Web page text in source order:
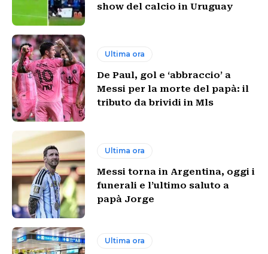
show del calcio in Uruguay
Ultima ora
De Paul, gol e ‘abbraccio’ a
Messi per la morte del papà: il
tributo da brividi in Mls
Ultima ora
Messi torna in Argentina, oggi i
funerali e l’ultimo saluto a
papà Jorge
Ultima ora